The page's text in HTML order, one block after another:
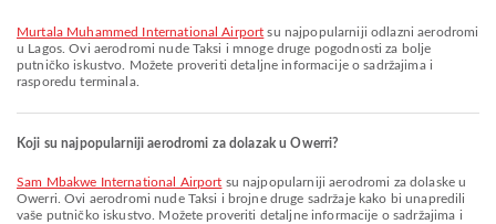
Murtala Muhammed International Airport su najpopularniji odlazni aerodromi
u Lagos. Ovi aerodromi nude Taksi i mnoge druge pogodnosti za bolje
putničko iskustvo. Možete proveriti detaljne informacije o sadržajima i
rasporedu terminala.
Koji su najpopularniji aerodromi za dolazak u Owerri?
Sam Mbakwe International Airport su najpopularniji aerodromi za dolaske u
Owerri. Ovi aerodromi nude Taksi i brojne druge sadržaje kako bi unapredili
vaše putničko iskustvo. Možete proveriti detaljne informacije o sadržajima i